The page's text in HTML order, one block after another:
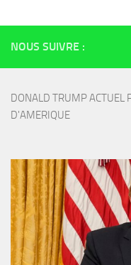
NOUS SUIVRE :
DONALD TRUMP ACTUEL
D'AMERIQUE